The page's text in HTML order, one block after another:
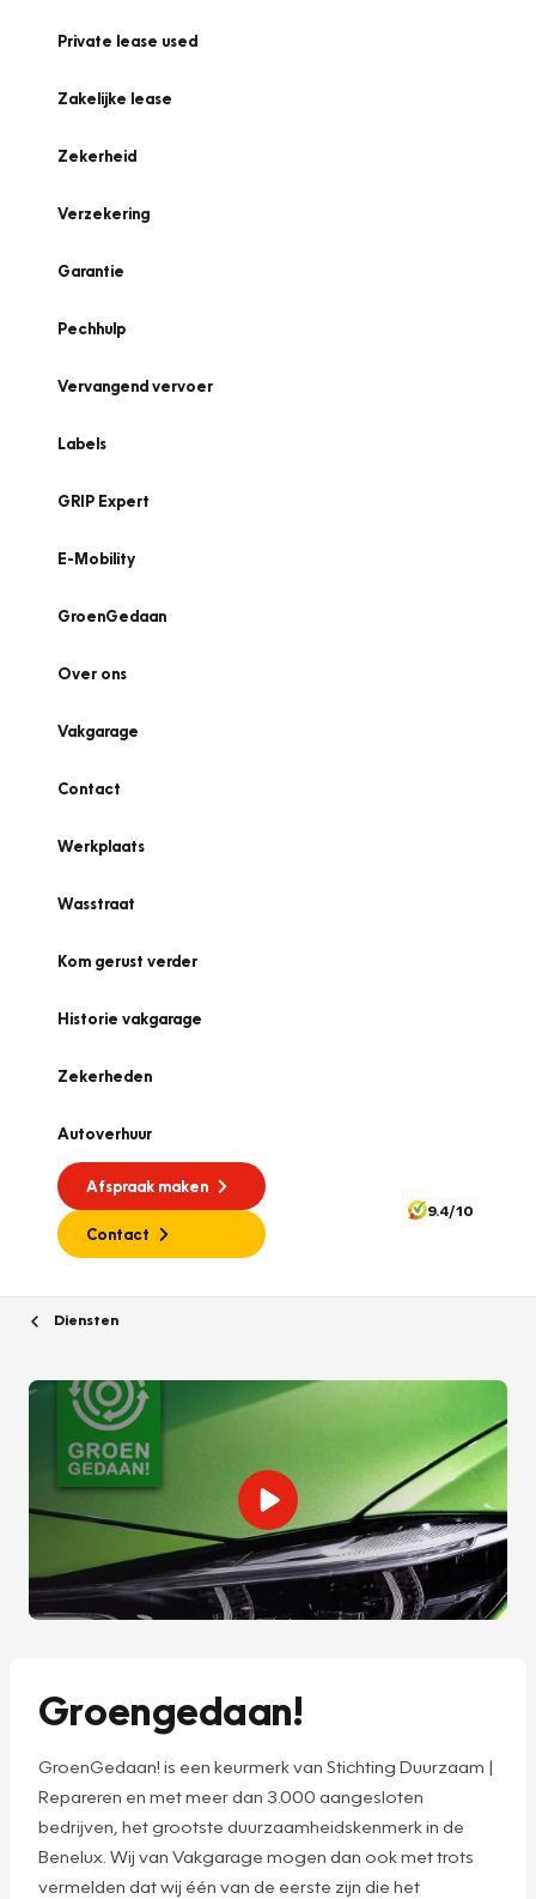
Private lease used
Zakelijke lease
Zekerheid
Verzekering
Garantie
Pechhulp
Vervangend vervoer
Labels
GRIP Expert
E-Mobility
GroenGedaan
Over ons
Vakgarage
Contact
Werkplaats
Wasstraat
Kom gerust verder
Historie vakgarage
Zekerheden
Autoverhuur
Afspraak maken
Contact
9.4/10
Diensten
Groengedaan!
GroenGedaan! is een keurmerk van Stichting Duurzaam |
Repareren en met meer dan 3.000 aangesloten
bedrijven, het grootste duurzaamheidskenmerk in de
Benelux. Wij van Vakgarage mogen dan ook met trots
vermelden dat wij één van de eerste zijn die het